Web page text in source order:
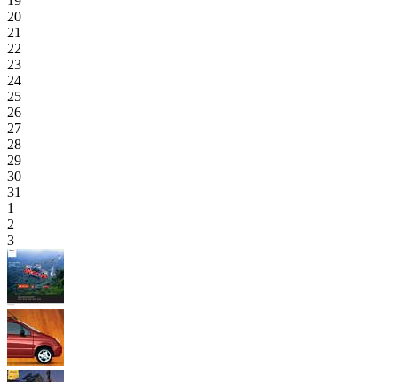
20
21
22
23
24
25
26
27
28
29
30
31
1
2
3